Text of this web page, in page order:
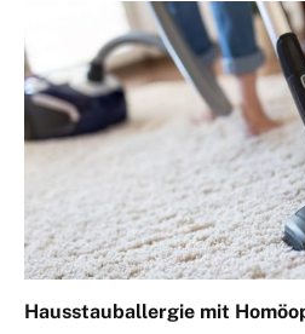
Hausstauballergie mit